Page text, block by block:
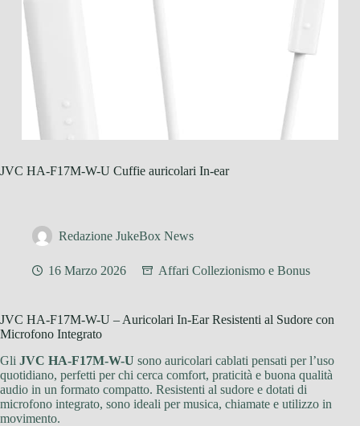
JVC HA-F17M-W-U Cuffie auricolari In-ear
Redazione JukeBox News
16 Marzo 2026 Affari Collezionismo e Bonus
JVC HA-F17M-W-U – Auricolari In-Ear Resistenti al Sudore con
Microfono Integrato
Gli JVC HA-F17M-W-U sono auricolari cablati pensati per l’uso
quotidiano, perfetti per chi cerca comfort, praticità e buona qualità
audio in un formato compatto. Resistenti al sudore e dotati di
microfono integrato, sono ideali per musica, chiamate e utilizzo in
movimento.